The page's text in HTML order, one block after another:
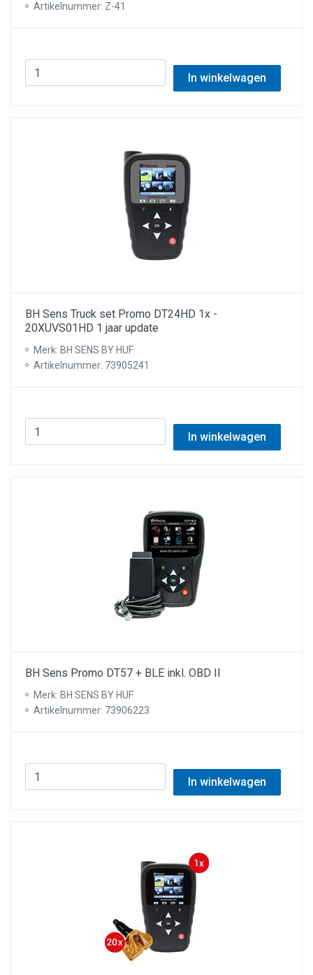
Artikelnummer: Z-41
In winkelwagen
BH Sens Truck set Promo DT24HD 1x -
20XUVS01HD 1 jaar update
Merk: BH SENS BY HUF
Artikelnummer: 73905241
In winkelwagen
BH Sens Promo DT57 + BLE inkl. OBD II
Merk: BH SENS BY HUF
Artikelnummer: 73906223
In winkelwagen